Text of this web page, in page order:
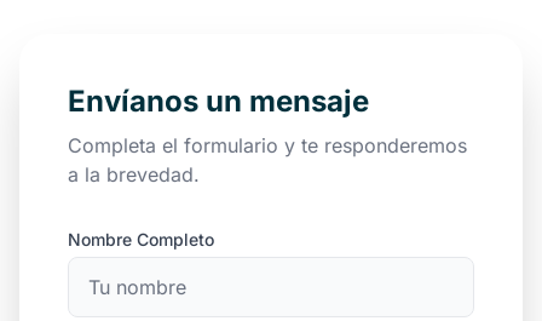
Envíanos un mensaje
Completa el formulario y te responderemos
a la brevedad.
Nombre Completo